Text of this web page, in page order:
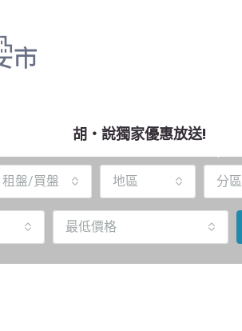
胡‧說獨家優惠放送!
租盤/買盤 地區 分區
最低價格